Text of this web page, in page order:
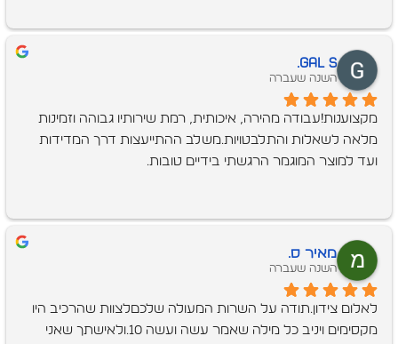
Gal S.
השנה שעברה
מקצוענות!עבודה מהירה, איכותית, רמת שירותיו גבוהה וזמינות
מלאה לשאלות והתלבטויות.משלב ההתייעצות דרך המדידות
ועד למוצר המוגמר הרגשתי בידיים טובות.
מאיר ס.
השנה שעברה
לאלום צידון.תודה על השרות המעולה שלכםלצוות שהרכיב היו
מקסימים ויניב כל מילה שאמר עשה ועשה 10.ולאישתך שאני